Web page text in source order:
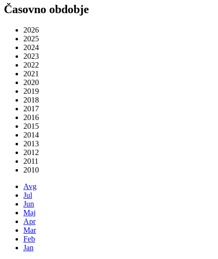
Časovno obdobje
2026
2025
2024
2023
2022
2021
2020
2019
2018
2017
2016
2015
2014
2013
2012
2011
2010
Avg
Jul
Jun
Maj
Apr
Mar
Feb
Jan